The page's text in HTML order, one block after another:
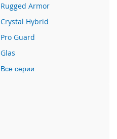
Rugged Armor
Crystal Hybrid
Pro Guard
Glas
Все серии